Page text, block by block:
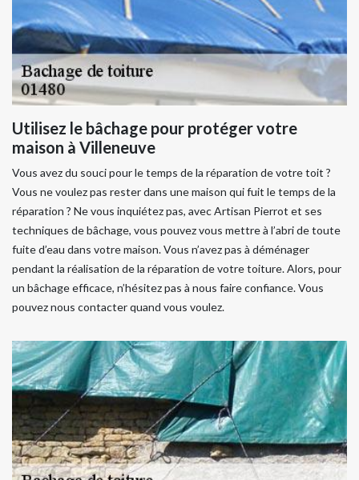
Utilisez le bâchage pour protéger votre
maison à Villeneuve
Vous avez du souci pour le temps de la réparation de votre toit ?
Vous ne voulez pas rester dans une maison qui fuit le temps de la
réparation ? Ne vous inquiétez pas, avec Artisan Pierrot et ses
techniques de bâchage, vous pouvez vous mettre à l’abri de toute
fuite d’eau dans votre maison. Vous n’avez pas à déménager
pendant la réalisation de la réparation de votre toiture. Alors, pour
un bâchage efficace, n’hésitez pas à nous faire confiance. Vous
pouvez nous contacter quand vous voulez.